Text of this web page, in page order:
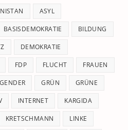
ASYL
BASISDEMOKRATIE BILDUNG
DEMOKRATIE
FDP FLUCHT FRAUEN
GENDER GRÜN GRÜNE
INTERNET KARGIDA
KRETSCHMANN LINKE